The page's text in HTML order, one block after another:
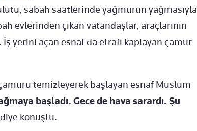
sabah saatlerinde yağmurun yağmasıyla
evlerinden çıkan vatandaşlar, araçlarının
İş yerini açan esnaf da etrafı kaplayan çamur
u temizleyerek başlayan esnaf Müslüm
başladı. Gece de hava sarardı. Şu
diye konuştu.